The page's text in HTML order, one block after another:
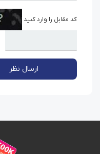
کد مقابل را وارد کنید
ارسال نظر